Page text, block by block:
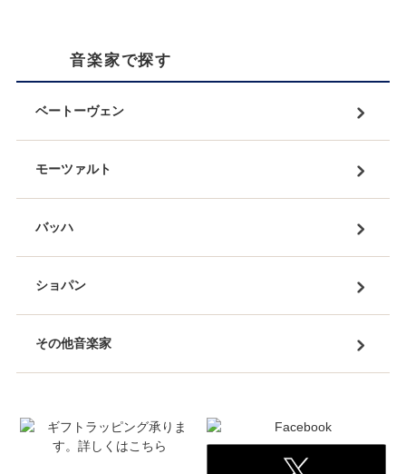
音楽家で探す
ベートーヴェン
モーツァルト
バッハ
ショパン
その他音楽家